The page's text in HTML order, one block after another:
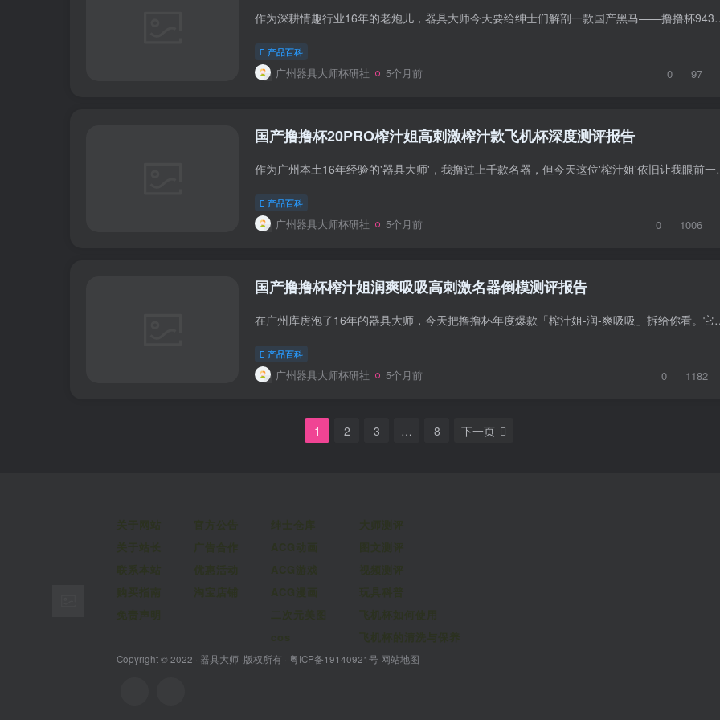
作为深耕情趣行业16年的老炮儿，器具大师今天要给绅士
产品百科
广州器具大师杯研社 5个月前 0 97
国产撸撸杯20PRO榨汁姐高刺激榨汁款飞机杯深度测评报告
作为广州本土16年经验的'器具大师'，我撸
产品百科
广州器具大师杯研社 5个月前 0 1006
国产撸撸杯榨汁姐润爽吸吸高刺激名器倒模测评报告
在广州库房泡了16年的器具大师，今天把撸撸杯年度爆款
产品百科
广州器具大师杯研社 5个月前 0 1182
1 2 3 … 8 下一页
Copyright © 2022 · 器具大师 ·版权所有 · 粤ICP备19140921号 网站地图